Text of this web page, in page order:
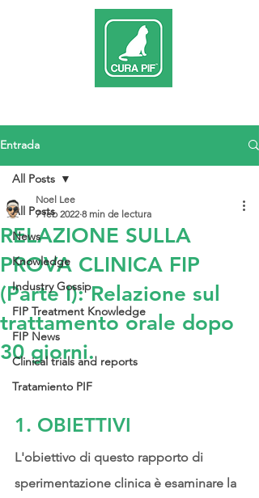
Entrada
All Posts
News
Knowledge
Industry Gossip
FIP Treatment Knowledge
FIP News
Clinical trials and reports
Tratamiento PIF
All Posts
RELAZIONE SULLA
PROVA CLINICA FIP
(Parte I): Relazione sul
trattamento orale dopo
30 giorni.
Noel Lee
7 feb 2022 8 min de lectura
1. OBIETTIVI
L'obiettivo di questo rapporto di
sperimentazione clinica è esaminare la